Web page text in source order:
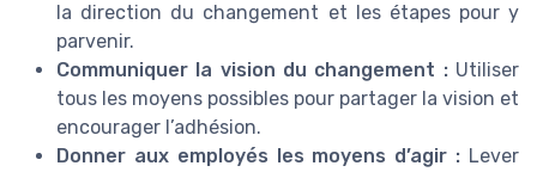
la direction du changement et les étapes pour y
parvenir.
Communiquer la vision du changement :Utiliser
tous les moyens possibles pour partager la vision et
encourager l’adhésion.
Donner aux employés les moyens d’agir : Lever